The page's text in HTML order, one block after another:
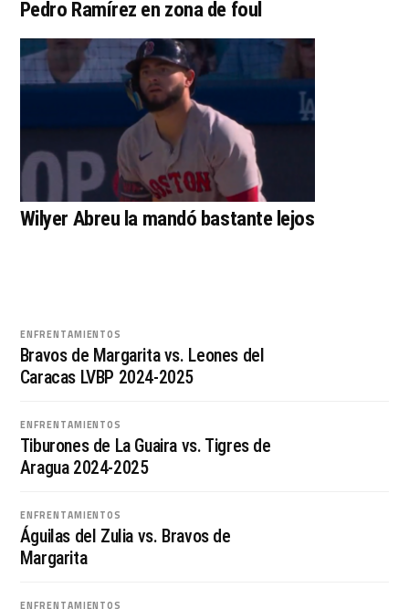
Pedro Ramírez en zona de foul
Wilyer Abreu la mandó bastante lejos
ENFRENTAMIENTOS
Bravos de Margarita vs. Leones del
Caracas LVBP 2024-2025
ENFRENTAMIENTOS
Tiburones de La Guaira vs. Tigres de
Aragua 2024-2025
ENFRENTAMIENTOS
Águilas del Zulia vs. Bravos de
Margarita
ENFRENTAMIENTOS